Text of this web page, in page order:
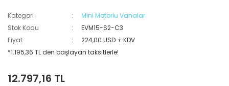
Kategori
Mini Motorlu Vanalar
Stok Kodu
EVM15-S2-C3
Fiyat
224,00 USD + KDV
*1.195,36 TL den başlayan taksitlerle!
12.797,16 TL